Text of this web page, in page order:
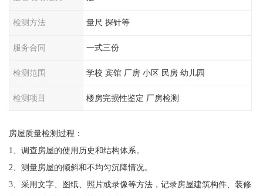
检测方法 量尺 探针等
服务合同 一式三份
检测范围 学校 宾馆 厂房 小区 民房 幼儿园
检测项目 楼房完损性鉴定 厂房检测
房屋质量检测过程：
1、调查房屋的使用历史和结构体系。
2、测量房屋的倾斜和不均匀沉降情况。
3、采用文字、图纸、照片或录像等方法，记录房屋建筑构件、装修